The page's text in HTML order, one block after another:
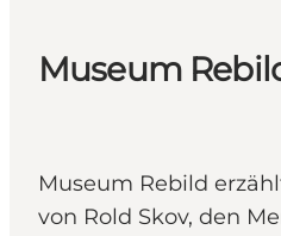
Museum
Museum Rebild
von Rold Skov, den